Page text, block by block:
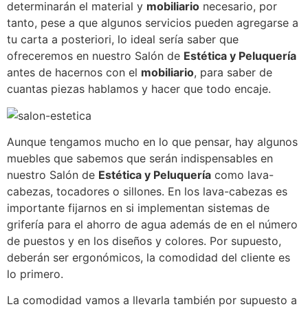
determinarán el material y mobiliario necesario, por
tanto, pese a que algunos servicios pueden agregarse a
tu carta a posteriori, lo ideal sería saber que
ofreceremos en nuestro Salón de Estética y Peluquería
antes de hacernos con el mobiliario, para saber de
cuantas piezas hablamos y hacer que todo encaje.
Aunque tengamos mucho en lo que pensar, hay algunos
muebles que sabemos que serán indispensables en
nuestro Salón de Estética y Peluquería como lava-
cabezas, tocadores o sillones. En los lava-cabezas es
importante fijarnos en si implementan sistemas de
grifería para el ahorro de agua además de en el número
de puestos y en los diseños y colores. Por supuesto,
deberán ser ergonómicos, la comodidad del cliente es
lo primero.
La comodidad vamos a llevarla también por supuesto a